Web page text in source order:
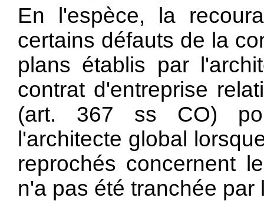
En l'espèce, la
certains défauts de la
plans établis par
contrat d'entreprise
(art. 367 ss CO)
l'architecte global
reprochés concernent
n'a pas été tranchée